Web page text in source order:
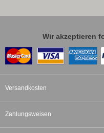
Wir akzeptieren
Versandkosten
Zahlungsweisen